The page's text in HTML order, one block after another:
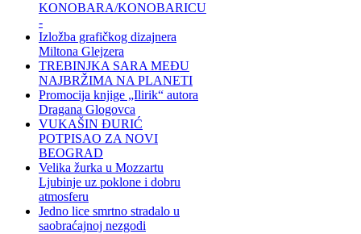
KONOBARA/KONOBARICU
-
Izložba grafičkog dizajnera
Miltona Glejzera
TREBINЈKA SARA MEĐU
NAJBRŽIMA NA PLANETI
Promocija knjige „Ilirik“ autora
Dragana Glogovca
VUKAŠIN ĐURIĆ
POTPISAO ZA NOVI
BEOGRAD
Velika žurka u Mozzartu
Ljubinje uz poklone i dobru
atmosferu
Jedno lice smrtno stradalo u
saobraćajnoj nezgodi